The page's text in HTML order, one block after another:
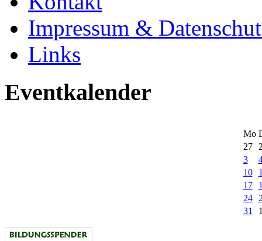
Impressum &
Links
Eventkalender
Mo
27
3
10
17
24
31